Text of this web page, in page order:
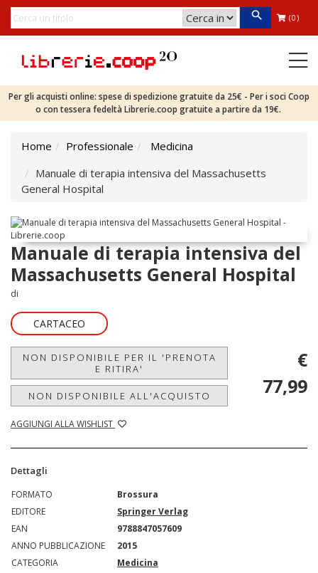
(0)
Per gli acquisti online: spese di spedizione gratuite da 25€ - Per i soci Coop
o con tessera fedeltà Librerie.coop gratuite a partire da 19€.
Home Professionale
Medicina
Manuale di terapia intensiva del Massachusetts
General Hospital
Manuale di terapia intensiva del
Massachusetts General Hospital
di
CARTACEO
NON DISPONIBILE PER IL 'PRENOTA
E RITIRA'
NON DISPONIBILE ALL'ACQUISTO
AGGIUNGI ALLA WISHLIST
€
77,99
Dettagli
FORMATO
Brossura
EDITORE
Springer Verlag
EAN
9788847057609
ANNO PUBBLICAZIONE
2015
CATEGORIA
Medicina